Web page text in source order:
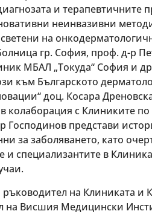
и терапевтичните
неинвазивни
на
гр. София, проф. д-р
МБАЛ „Токуда“ София и
към Българското
доц. Косара
колаборация с Клиниките
представи
за заболяването, като
и специализантите в
на Клиниката и
Висшия Медицински